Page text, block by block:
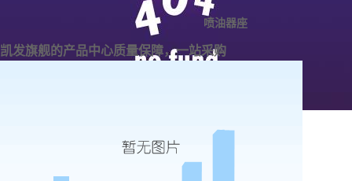
喷油器座
凯发旗舰的产品中心质量保障，一站采购